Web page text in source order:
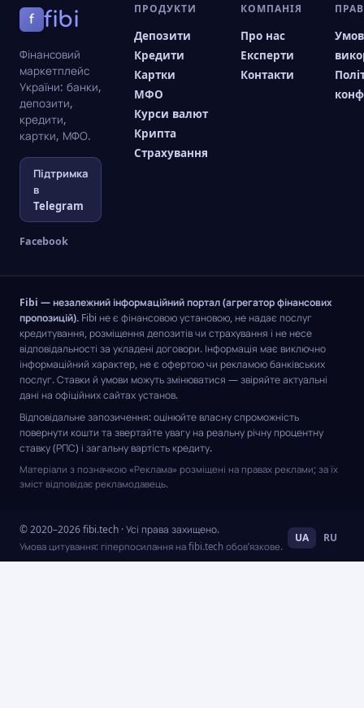
f fibi
Фінансовий
маркетплейс
України: банки,
депозити,
кредити,
картки, МФО.
Підтримка
в
Telegram
Facebook
ПРОДУКТИ
Депозити
Кредити
Картки
МФО
Курси валют
Крипта
Страхування
КОМПАНІЯ
Про нас
Експерти
Контакти
Fibi — незалежний інформаційний портал (агрегатор фінансових
пропозицій). Fibi не є фінансовою установою, не надає послуг
кредитування, розміщення депозитів чи страхування і не несе
відповідальності за укладені договори. Інформація має виключно
інформаційний характер, не є офертою чи рекламою банківських
послуг. Ставки й умови можуть змінюватися — звіряйте актуальні
дані на офіційних сайтах установ.
Відповідальне запозичення: оцінюйте власну спроможність
повернути кошти та звертайте увагу на реальну річну процентну
ставку (РПС) і загальну вартість кредиту.
Матеріали з позначкою «Реклама» розміщені на правах реклами; за їх
зміст відповідає рекламодавець.
© 2020–2026 fibi.tech · Усі права захищено.
Умова цитування: гіперпосилання на fibi.tech обов’язкове.
UA RU